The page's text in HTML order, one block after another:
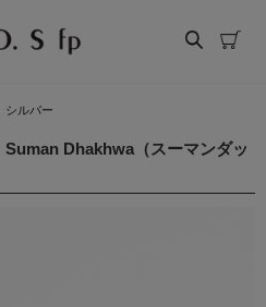
シルバー
Dhakhwa（スーマンダッ